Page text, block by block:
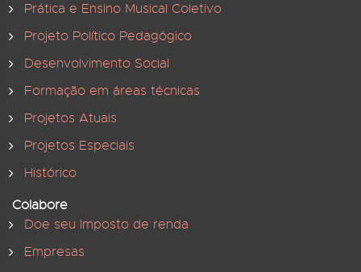
Prática e Ensino Musical Coletivo
Projeto Político Pedagógico
Desenvolvimento Social
Formação em áreas técnicas
Projetos Atuais
Projetos Especiais
Histórico
Colabore
Doe seu Imposto de renda
Empresas